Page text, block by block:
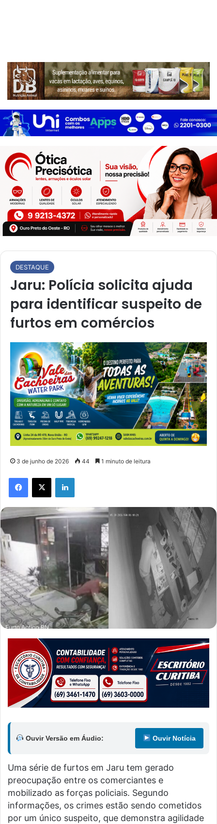
DESTAQUE
Jaru: Polícia solicita ajuda
para identificar suspeito de
furtos em comércios
3 de junho de 2026 44 1 minuto de leitura
Facebook
X Linkedin
Ouvir Versão em Áudio: Ouvir Notícia
Uma série de furtos em Jaru tem gerado
preocupação entre os comerciantes e
mobilizado as forças policiais. Segundo
informações, os crimes estão sendo cometidos
por um único suspeito, que demonstra agilidade